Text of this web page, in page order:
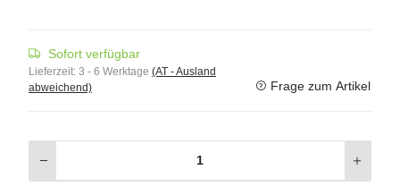
Sofort verfügbar
Lieferzeit: 3 - 6 Werktage (AT - Ausland
abweichend)
Frage zum Artikel